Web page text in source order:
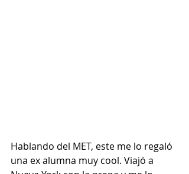
Hablando del MET, este me lo regaló
una ex alumna muy cool. Viajó a